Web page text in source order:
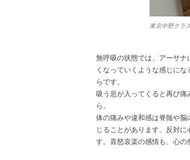
東京中野クラ
無呼吸の状態では、アーサ
くなっていくような感じに
らです。
吸う息が入ってくると再び
ら。
体の痛みや違和感は脊髄や
じることがあります。反対
す。喜怒哀楽の感情も、心の